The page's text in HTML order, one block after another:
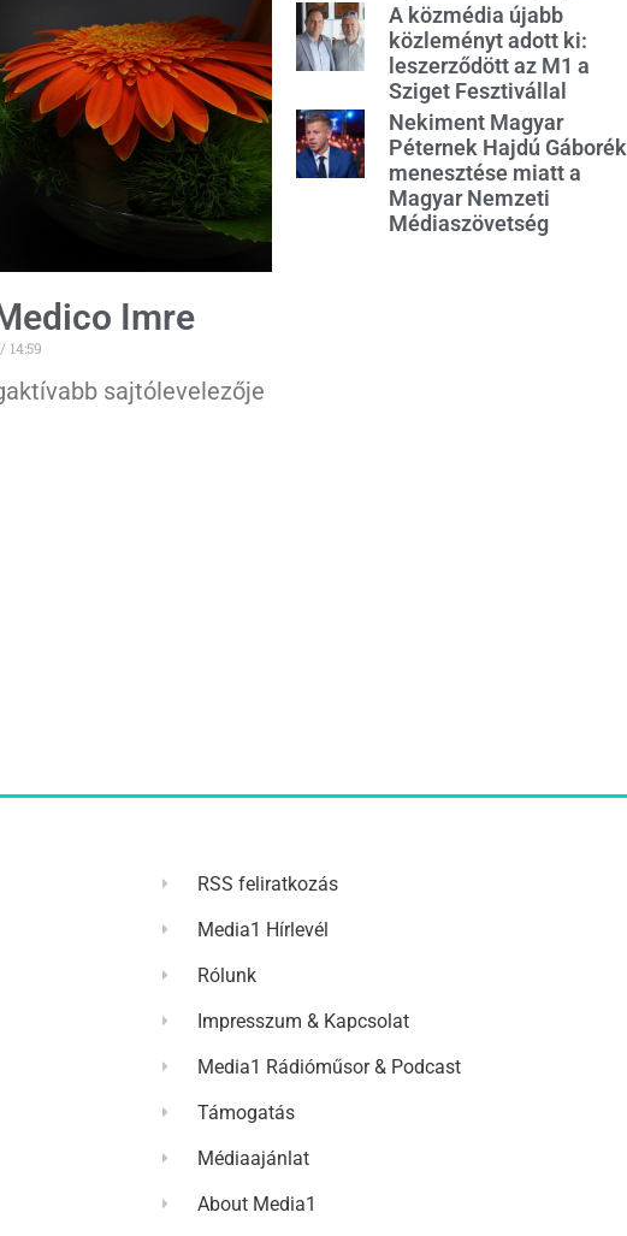
Imre
14:59
sajtólevelezője
A közmédia újabb
közleményt adott ki:
leszerződött az M1 a
Sziget Fesztivállal
Nekiment Magyar
Péternek Hajdú Gáborék
menesztése miatt a
Magyar Nemzeti
Médiaszövetség
RSS feliratkozás
Media1 Hírlevél
Rólunk
Impresszum & Kapcsolat
Media1 Rádióműsor & Podcast
Támogatás
Médiaajánlat
About Media1